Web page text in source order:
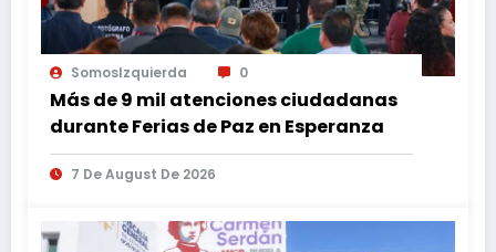
SomosIzquierda 0
Más de 9 mil atenciones ciudadanas
durante Ferias de Paz en Esperanza
7 De August De 2026